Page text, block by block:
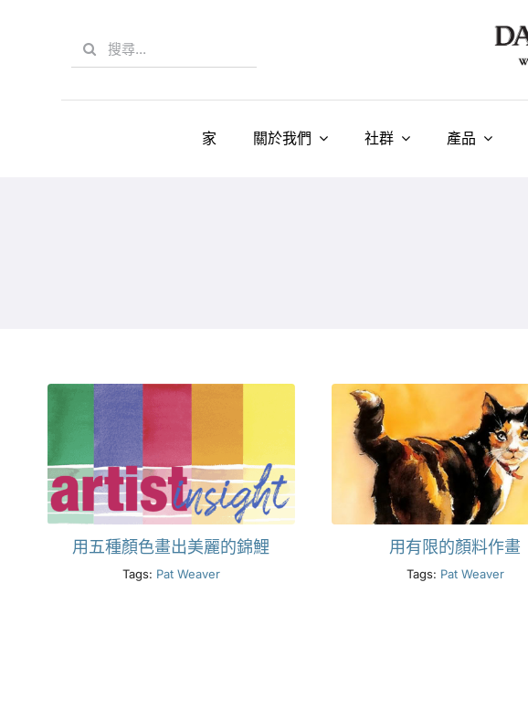
Search
for:
家 關於我們 社群 產品
用五種顏色畫出美麗的錦鯉
Tags: Pat Weaver
用有限的顏料作畫
Tags: Pat Weaver